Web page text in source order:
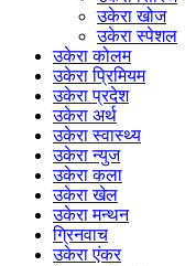
उकेरा खोज
उकेरा स्पेशल
उकेरा कोलम
उकेरा प्रिमियम
उकेरा प्रदेश
उकेरा अर्थ
उकेरा स्वास्थ्य
उकेरा न्युज
उकेरा कला
उकेरा खेल
उकेरा मन्थन
ग्रिनवाच
उकेरा एंकर